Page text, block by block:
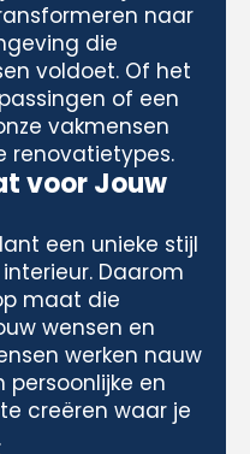
naar
die
voldoet. Of het
of een
vakmensen
renovatietypes.
voor Jouw
een unieke stijl
Daarom
maat die
wensen en
werken nauw
en
creëren waar je